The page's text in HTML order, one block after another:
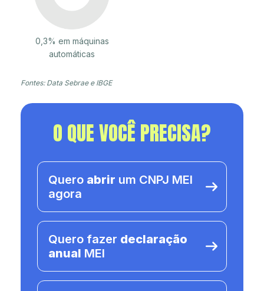
0,3% em máquinas
automáticas
Fontes: Data Sebrae e IBGE
O QUE VOCÊ PRECISA?
Quero abrir um CNPJ MEI
agora
Quero fazer declaração
anual MEI